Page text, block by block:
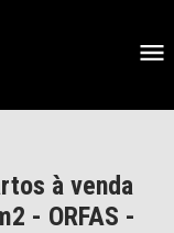
à venda
- ORFAS -